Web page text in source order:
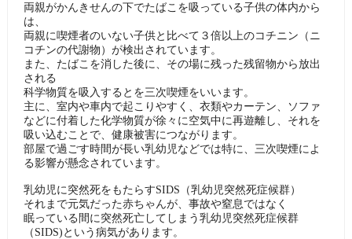
両親がかんきせんの下でたばこを吸っている子供の体内から
は、
両親に喫煙者のいない子供と比べて３倍以上のコチニン（ニ
コチンの代謝物）が検出されています。
また、たばこを消した後に、その場に残った残留物から放出
される
科学物質を吸入するとを三次喫煙をいいます。
主に、室内や車内で起こりやすく、衣類やカーテン、ソファ
などに付着した化学物質が徐々に空気中に再遊離し、それを
吸い込むことで、健康被害につながります。
部屋で過ごす時間が長い乳幼児などでは特に、三次喫煙によ
る影響が懸念されています。
乳幼児に突然死をもたらすSIDS（乳幼児突然死症候群）
それまで元気だった赤ちゃんが、事故や窒息ではなく
眠っている間に突然死亡してしまう乳幼児突然死症候群
（SIDS)という病気があります。